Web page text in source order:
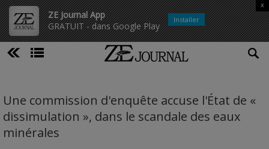
ZE Journal App
GRATUIT - dans Google Play
x
Installer
Une commission d'enquête accuse l'État de «
dissimulation », dans le scandale des eaux
minérales